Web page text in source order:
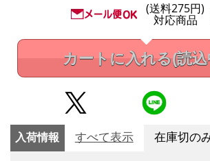
(送料275円)
対応商品
カートに入れる(読
入荷情報 すべて表示 在庫切の